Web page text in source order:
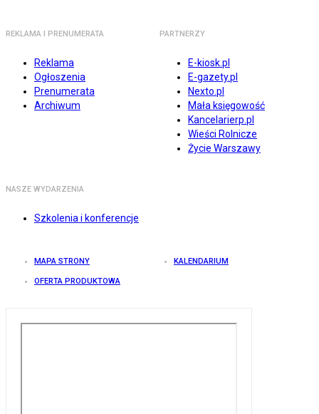
REKLAMA I PRENUMERATA
Reklama
Ogłoszenia
Prenumerata
Archiwum
PARTNERZY
E-kiosk.pl
E-gazety.pl
Nexto.pl
Mała księgowość
Kancelarierp.pl
Wieści Rolnicze
Życie Warszawy
NASZE WYDARZENIA
Szkolenia i konferencje
MAPA STRONY KALENDARIUM
OFERTA PRODUKTOWA